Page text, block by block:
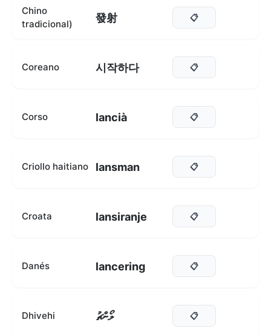
Chino
tradicional)
發射 📋
Coreano 시작하다 📋
Corso lancià 📋
Criollo haitiano lansman 📋
Croata lansiranje 📋
Danés lancering 📋
Dhivehi ލޯންޗު 📋